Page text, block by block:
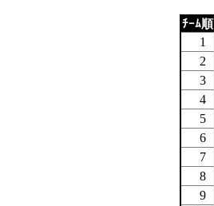
ﾁｰﾑ順
1
2
3
4
5
6
7
8
9